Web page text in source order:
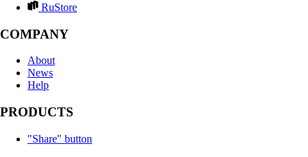
RuStore
COMPANY
About
News
Help
PRODUCTS
"Share" button